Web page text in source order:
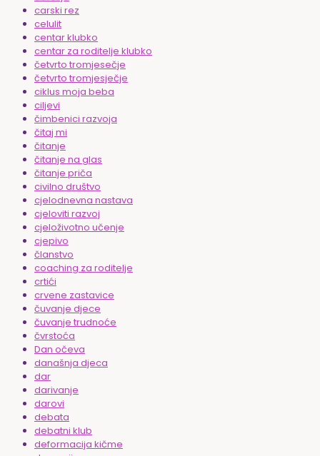
carski rez
celulit
centar klubko
centar za roditelje klubko
četvrto tromjesečje
četvrto tromjesječje
ciklus moja beba
ciljevi
čimbenici razvoja
čitaj mi
čitanje
čitanje na glas
čitanje priča
civilno društvo
cjelodnevna nastava
cjeloviti razvoj
cjeloživotno učenje
cjepivo
članstvo
coaching za roditelje
crtići
crvene zastavice
čuvanje djece
čuvanje trudnoće
čvrstoća
Dan očeva
današnja djeca
dar
darivanje
darovi
debata
debatni klub
deformacija kičme